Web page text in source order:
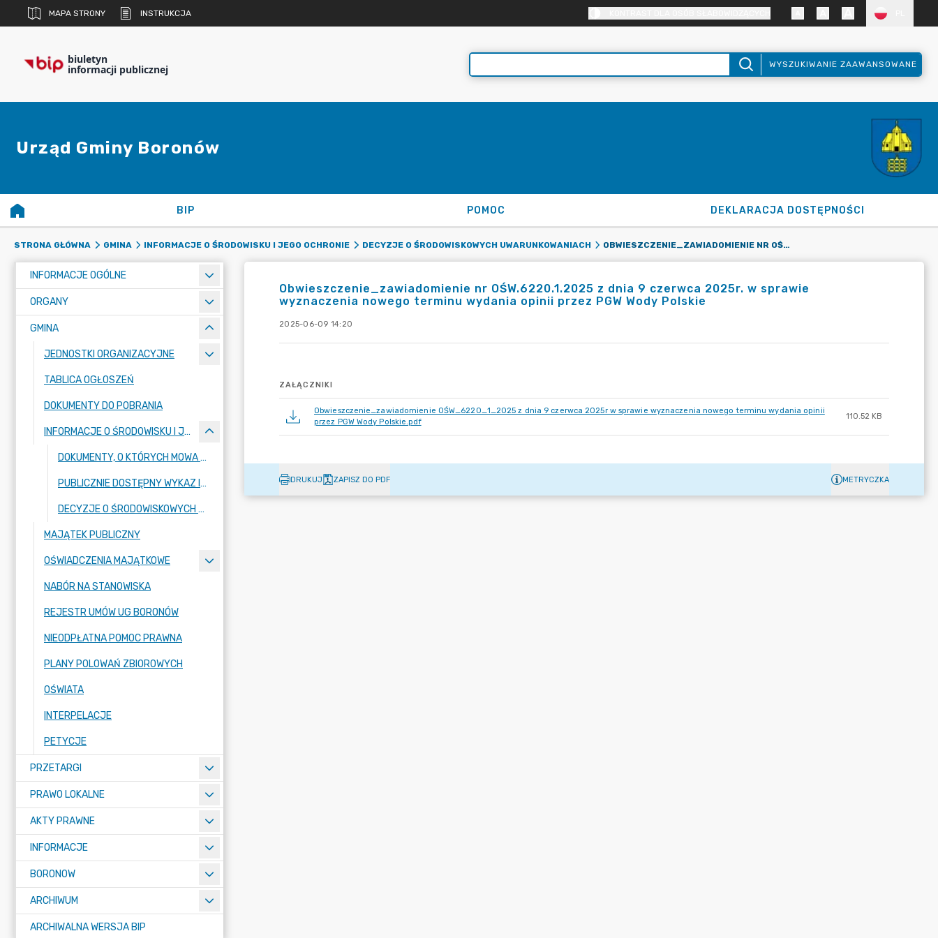
MAPA STRONY INSTRUKCJA
biuletyn
informacji publicznej WYSZUKIWANIE ZAAWANSOWANE
Urząd Gminy Boronów
BIP POMOC DEKLARACJA DOSTĘPNOŚCI
STRONA GŁÓWNA GMINA INFORMACJE O ŚRODOWISKU I JEGO OCHRONIE DECYZJE O ŚRODOWISKOWYCH UWARUNKOWANIACH OBWIESZCZENIE_ZAWIADOMIENIE NR OŚW.6220.1.2025 Z DNIA 9 CZERWCA 2025R. W SPRAWIE WYZNACZENIA NOWEGO TERMINU WYDANIA OPINII PRZEZ PGW WODY POLSKIE
INFORMACJE OGÓLNE
ORGANY
GMINA
JEDNOSTKI ORGANIZACYJNE
TABLICA OGŁOSZEŃ
DOKUMENTY DO POBRANIA
INFORMACJE O ŚRODOWISKU I JEGO OCHRONIE
DOKUMENTY, O KTÓRYCH MOWA W ART. 43 USTAWY Z DNIA 3 PAŹDZIERNIKA 2008 R. O UDOSTĘPNIANIU INFORMACJI O ŚRODOWISKU I JEGO OCHRONIE, UDZIALE SPOŁECZEŃSTWA W OCHRONIE ŚRODOWISKA ORAZ O OCENACH ODDZIAŁYWANIA NA ŚRODOWISKO DOTYCZĄCE PLANU OGÓLNEGO GMINY BORONÓW
PUBLICZNIE DOSTĘPNY WYKAZ INFORMACJI O ŚRODOWISKU I JEGO OCHRONIE
DECYZJE O ŚRODOWISKOWYCH UWARUNKOWANIACH
MAJĄTEK PUBLICZNY
OŚWIADCZENIA MAJĄTKOWE
NABÓR NA STANOWISKA
REJESTR UMÓW UG BORONÓW
NIEODPŁATNA POMOC PRAWNA
PLANY POLOWAŃ ZBIOROWYCH
OŚWIATA
INTERPELACJE
PETYCJE
PRZETARGI
PRAWO LOKALNE
AKTY PRAWNE
INFORMACJE
BORONOW
ARCHIWUM
ARCHIWALNA WERSJA BIP
Obwieszczenie_zawiadomienie nr OŚW.6220.1.2025 z dnia 9 czerwca 2025r. w sprawie
wyznaczenia nowego terminu wydania opinii przez PGW Wody Polskie
2025-06-09 14:20
ZAŁĄCZNIKI
Obwieszczenie_zawiadomienie OŚW_6220_1_2025 z dnia 9 czerwca 2025r w sprawie wyznaczenia nowego terminu wydania opinii
przez PGW Wody Polskie.pdf
110.52 KB
DRUKUJ ZAPISZ DO PDF METRYCZKA